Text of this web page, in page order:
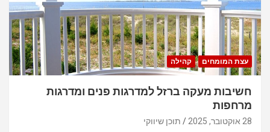
עצת המומחים קהילה
חשיבות מעקה ברזל למדרגות פנים ומדרגות
מרחפות
28 אוקטובר, 2025 תוכן שיווקי